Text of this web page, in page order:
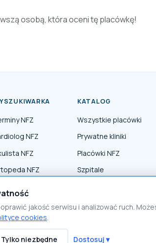
osobą, która oceni tę placówkę!
NFZ
NFZ
NFZ
NFZ
KATALOG
Wszystkie placówki
Prywatne kliniki
Placówki NFZ
Szpitale
Polityka prywatności
jakość serwisu i analizować ruch.
cookies.
Tylko niezbędne Dostosuj ▾